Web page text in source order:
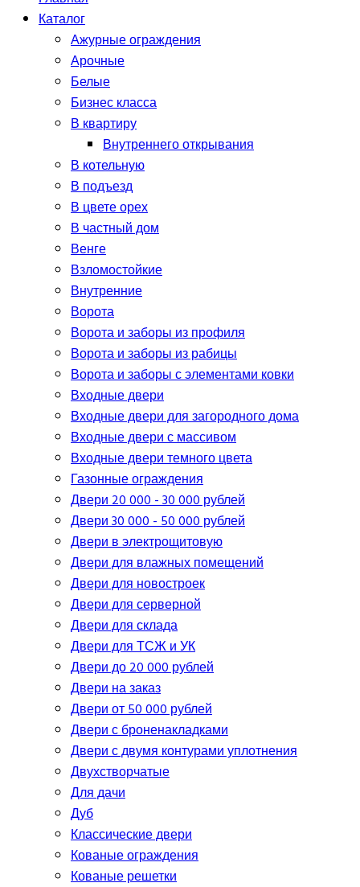
Каталог
Ажурные ограждения
Арочные
Белые
Бизнес класса
В квартиру
Внутреннего открывания
В котельную
В подъезд
В цвете орех
В частный дом
Венге
Взломостойкие
Внутренние
Ворота
Ворота и заборы из профиля
Ворота и заборы из рабицы
Ворота и заборы с элементами ковки
Входные двери
Входные двери для загородного дома
Входные двери с массивом
Входные двери темного цвета
Газонные ограждения
Двери 20 000 - 30 000 рублей
Двери 30 000 - 50 000 рублей
Двери в электрощитовую
Двери для влажных помещений
Двери для новостроек
Двери для серверной
Двери для склада
Двери для ТСЖ и УК
Двери до 20 000 рублей
Двери на заказ
Двери от 50 000 рублей
Двери с броненакладками
Двери с двумя контурами уплотнения
Двухстворчатые
Для дачи
Дуб
Классические двери
Кованые ограждения
Кованые решетки